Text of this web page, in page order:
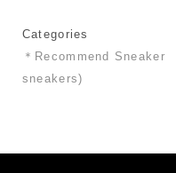
Categories
＊Recommend Sneaker
sneakers)